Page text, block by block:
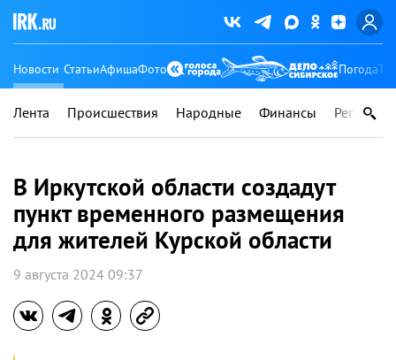
Новости СтатьиАфишаФото Погода
Лента Происшествия Народные Финансы Регионы
В Иркутской области создадут
пункт временного размещения
для жителей Курской области
9 августа 2024 09:37